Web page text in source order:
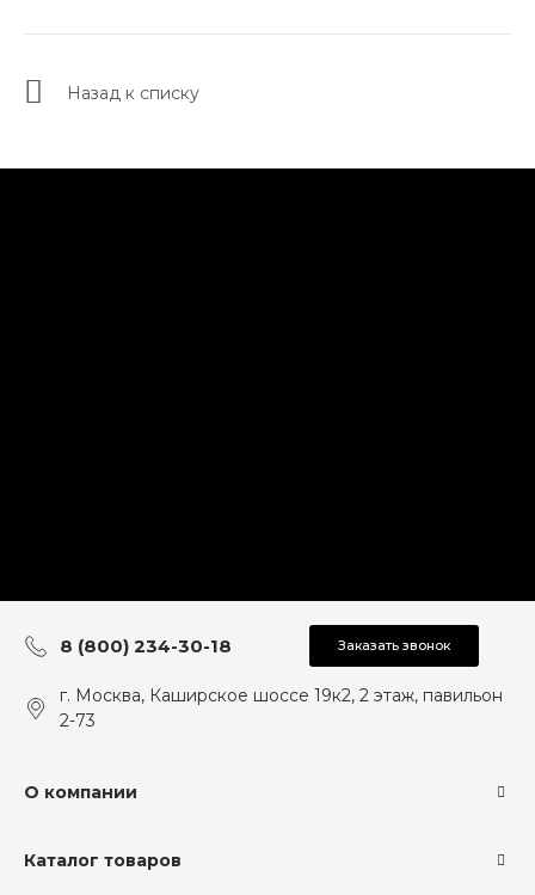
Назад к списку
8 (800) 234-30-18 Заказать звонок
г. Москва, Каширское шоссе 19к2, 2 этаж, павильон
2-73
О компании
Каталог товаров